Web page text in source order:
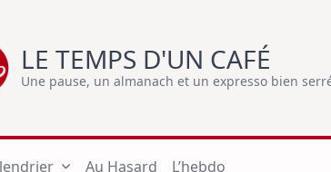
LE TEMPS D'UN CAFÉ
Une pause, un almanach et un expresso bien
Au Hasard L’hebdo